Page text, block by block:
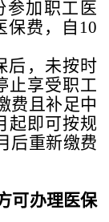
参加职工医
保费，自 10
后，未按时
止享受职工
费且补足中
起即可按规
后重新缴费
可办理医保